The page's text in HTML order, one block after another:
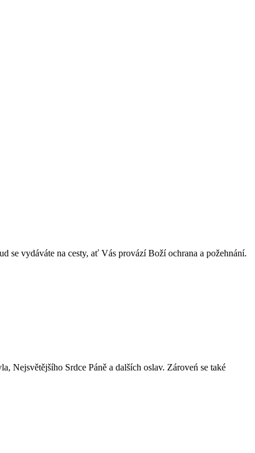
se vydáváte na cesty, ať Vás provází Boží ochrana a požehnání.
Nejsvětějšího Srdce Páně a dalších oslav. Zároveń se také